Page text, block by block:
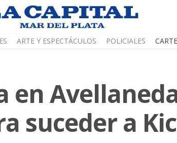
ARTE Y ESPECTÁCULOS POLICIALES
en
suceder a